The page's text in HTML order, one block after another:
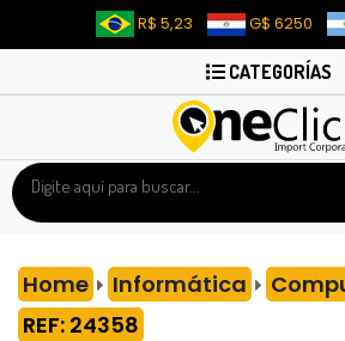
R$ 5,23 G$ 6250
CATEGORÍAS
Home Informática
REF: 24358